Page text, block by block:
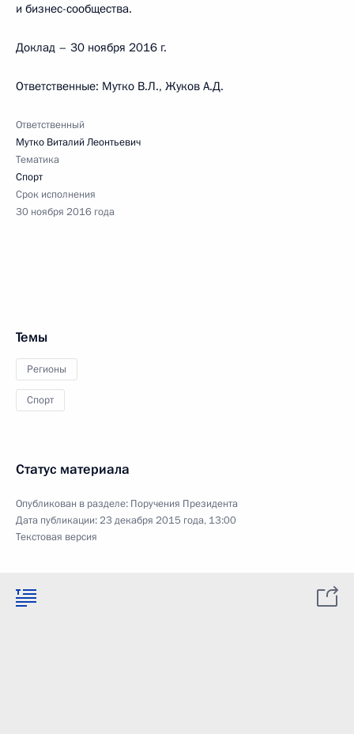
и бизнес-сообщества.
Доклад – 30 ноября 2016 г.
Ответственные: Мутко В.Л., Жуков А.Д.
Ответственный
Мутко Виталий Леонтьевич
Тематика
Спорт
Срок исполнения
30 ноября 2016 года
Темы
Регионы
Спорт
Статус материала
Опубликован в разделе: Поручения Президента
Дата публикации:23 декабря 2015 года, 13:00
Текстовая версия